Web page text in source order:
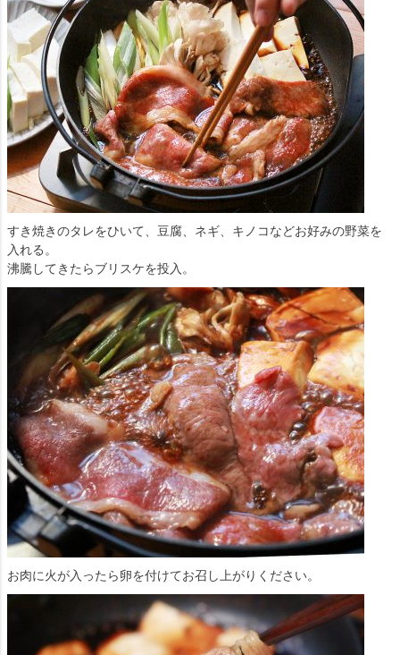
すき焼きのタレをひいて、豆腐、ネギ、キノコなどお好みの野菜を
入れる。
沸騰してきたらブリスケを投入。
お肉に火が入ったら卵を付けてお召し上がりください。